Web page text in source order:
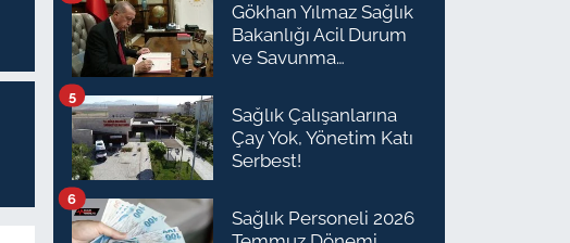
Gökhan Yılmaz Sağlık
Bakanlığı Acil Durum
ve Savunma
Başkanı Olarak Atandı
Sağlık Çalışanlarına
Çay Yok, Yönetim Katı
Serbest!
5
Sağlık Personeli 2026
6